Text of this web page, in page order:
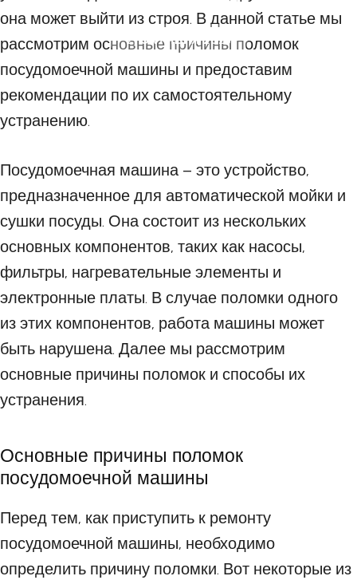
21 ОКТЯБРЯ 2023
она может выйти из строя. В данной статье мы
рассмотрим основные причины поломок
посудомоечной машины и предоставим
рекомендации по их самостоятельному
устранению.
Посудомоечная машина – это устройство,
предназначенное для автоматической мойки и
сушки посуды. Она состоит из нескольких
основных компонентов, таких как насосы,
фильтры, нагревательные элементы и
электронные платы. В случае поломки одного
из этих компонентов, работа машины может
быть нарушена. Далее мы рассмотрим
основные причины поломок и способы их
устранения.
Основные причины поломок
посудомоечной машины
Перед тем, как приступить к ремонту
посудомоечной машины, необходимо
определить причину поломки. Вот некоторые из